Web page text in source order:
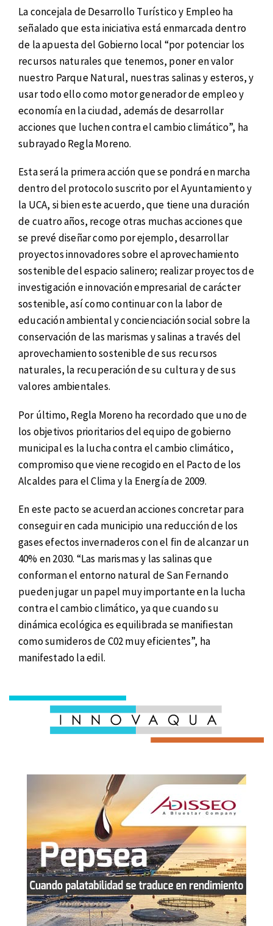
La concejala de Desarrollo Turístico y Empleo ha
señalado que esta iniciativa está enmarcada dentro
de la apuesta del Gobierno local “por potenciar los
recursos naturales que tenemos, poner en valor
nuestro Parque Natural, nuestras salinas y esteros, y
usar todo ello como motor generador de empleo y
economía en la ciudad, además de desarrollar
acciones que luchen contra el cambio climático”, ha
subrayado Regla Moreno.
Esta será la primera acción que se pondrá en marcha
dentro del protocolo suscrito por el Ayuntamiento y
la UCA, si bien este acuerdo, que tiene una duración
de cuatro años, recoge otras muchas acciones que
se prevé diseñar como por ejemplo, desarrollar
proyectos innovadores sobre el aprovechamiento
sostenible del espacio salinero; realizar proyectos de
investigación e innovación empresarial de carácter
sostenible, así como continuar con la labor de
educación ambiental y concienciación social sobre la
conservación de las marismas y salinas a través del
aprovechamiento sostenible de sus recursos
naturales, la recuperación de su cultura y de sus
valores ambientales.
Por último, Regla Moreno ha recordado que uno de
los objetivos prioritarios del equipo de gobierno
municipal es la lucha contra el cambio climático,
compromiso que viene recogido en el Pacto de los
Alcaldes para el Clima y la Energía de 2009.
En este pacto se acuerdan acciones concretar para
conseguir en cada municipio una reducción de los
gases efectos invernaderos con el fin de alcanzar un
40% en 2030. “Las marismas y las salinas que
conforman el entorno natural de San Fernando
pueden jugar un papel muy importante en la lucha
contra el cambio climático, ya que cuando su
dinámica ecológica es equilibrada se manifiestan
como sumideros de C02 muy eficientes”, ha
manifestado la edil.